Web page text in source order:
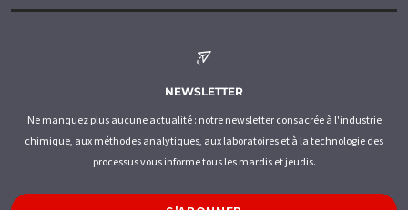
NEWSLETTER
Ne manquez plus aucune actualité : notre newsletter consacrée à l'industrie
chimique, aux méthodes analytiques, aux laboratoires et à la technologie des
processus vous informe tous les mardis et jeudis.